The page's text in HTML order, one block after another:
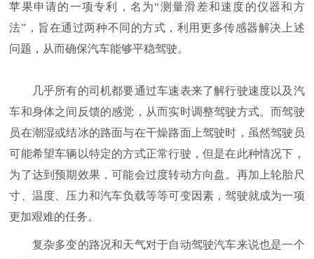
苹果申请的一项专利，名为“测量滑差和速度的仪器和方
法”，旨在通过两种不同的方式，利用更多传感器解决上述
问题，从而确保汽车能够平稳驾驶。
几乎所有的司机都要通过车速表来了解行驶速度以及汽
车和身体之间反馈的感觉，从而实时调整驾驶方式。而驾驶
员在潮湿或结冰的路面与在干燥路面上驾驶时，虽然驾驶员
可能希望车辆以特定的方式正常行驶，但是在此种情况下，
为了达到预期效果，可能会过度转动方向盘。再加上轮胎尺
寸、温度、压力和汽车负载等等可变因素，驾驶就成为一项
更加艰难的任务。
复杂多变的路况和天气对于自动驾驶汽车来说也是一个